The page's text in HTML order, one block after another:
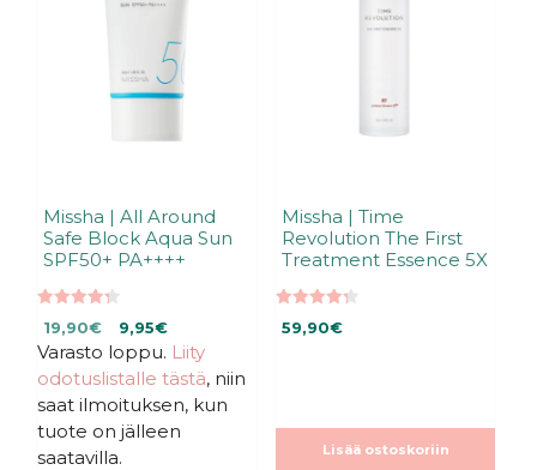
Missha | All Around
Safe Block Aqua Sun
SPF50+ PA++++
5:stä
Alkuperäinen
hinta
oli:
19,90€.
19,90€Nykyinen
hinta
on:
19,90€.
9,95€
Varasto loppu. Liity
odotuslistalle tästä, niin
saat ilmoituksen, kun
tuote on jälleen
saatavilla.
Missha | Time
Revolution The First
Treatment Essence 5X
5:stä
59,90€
Lisää ostoskoriin